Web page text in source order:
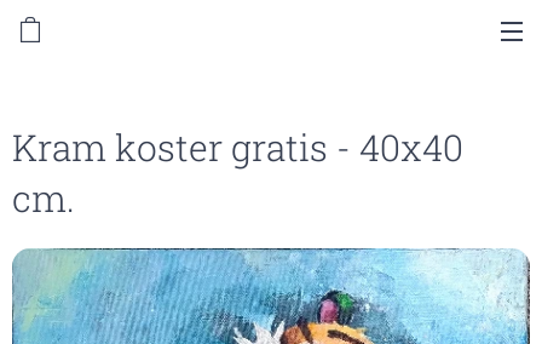
Kram koster gratis - 40x40
cm.